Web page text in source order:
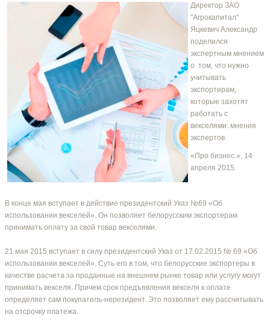
Директор ЗАО
"Агрокапитал"
Яцкевич Александр
поделился
экспертным мнением
о том, что нужно
учитывать
экспортерам,
которые захотят
работать с
векселями: мнения
экспертов.
«Про бизнес.», 14
апреля 2015
В конце мая вступает в действие президентский Указ №69 «Об
использовании векселей». Он позволяет белорусским экспортерам
принимать оплату за свой товар векселями.
21 мая 2015 вступает в силу президентский Указ от 17.02.2015 № 69 «Об
использовании векселей». Суть его в том, что белорусские экспортеры в
качестве расчета за проданные на внешнем рынке товар или услугу могут
принимать векселя. Причем срок предъявления векселя к оплате
определяет сам покупатель-нерезидент. Это позволяет ему рассчитывать
на отсрочку платежа.